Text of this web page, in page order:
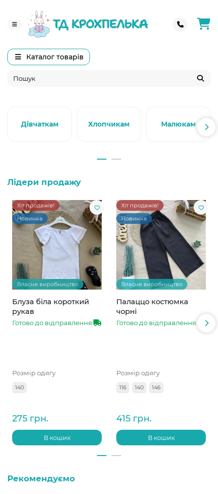
Каталог товарів
Дівчаткам Хлопчикам Малюкам
Лідери продажу
Хіт продажів!
Новинка
Власне виробництво
Блуза біла короткий
рукав
Готово до відправлення
Розмір одягу
140
275 грн.
В кошик
Хіт продажів!
Новинка
Власне виробництво
Палаццо костюмка
чорні
Готово до відправлення
Розмір одягу
116 140 146
415 грн.
В кошик
Рекомендуємо